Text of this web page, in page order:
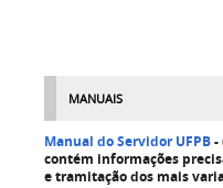
MANUAIS
Manual do Servidor UFPB-
contém informações
e tramitação dos mais